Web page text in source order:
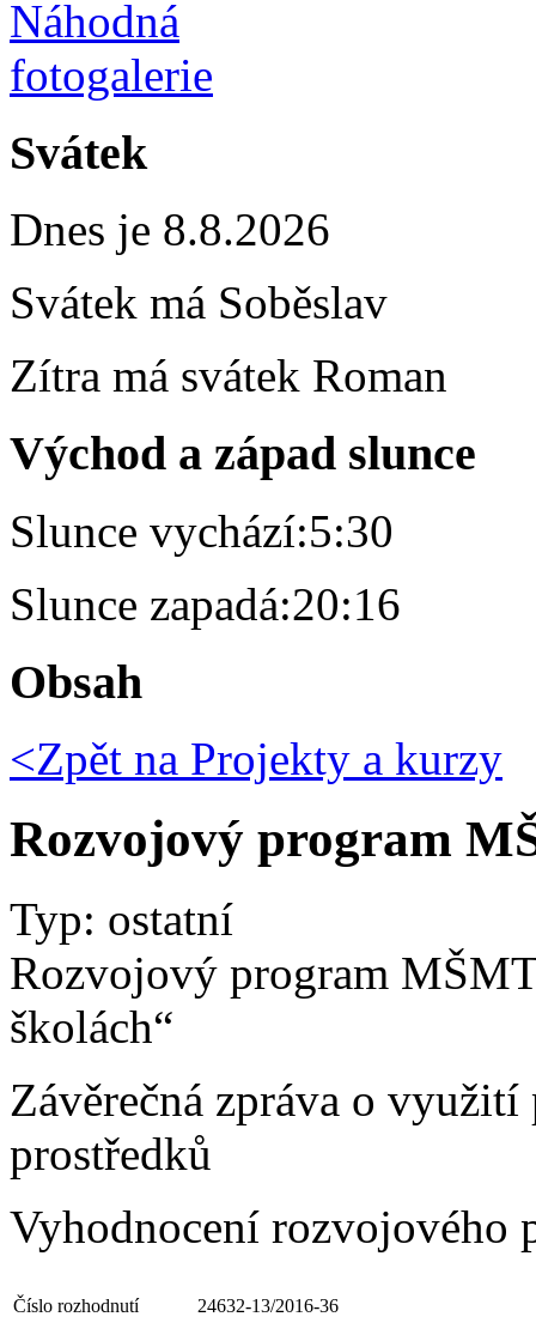
Svátek
Dnes je 8.8.2026
Svátek má Soběslav
Zítra má svátek Roman
Východ a západ slunce
Slunce vychází:5:30
Slunce zapadá:20:16
Obsah
<Zpět na Projekty a kurzy
Rozvojový program
Typ: ostatní
Rozvojový program
školách“
Závěrečná zpráva o
prostředků
Vyhodnocení rozvojového
Číslo rozhodnutí 24632-13/2016-36